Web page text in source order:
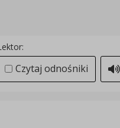
między paragrafami
ustawienia domyślne
Czytaj odnośniki